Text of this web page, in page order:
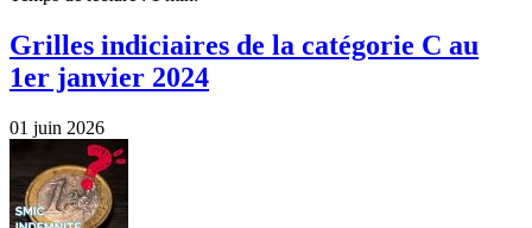
Grilles indiciaires de la catégorie C au
1er janvier 2024
01 juin 2026